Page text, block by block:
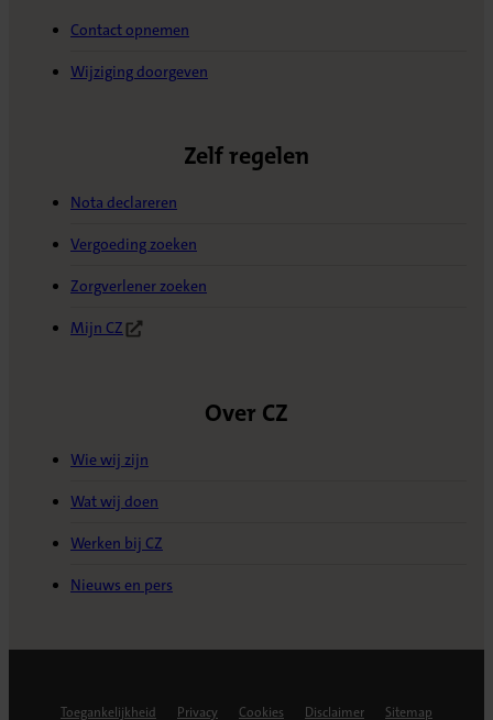
Contact opnemen
Wijziging doorgeven
Zelf regelen
Nota declareren
Vergoeding zoeken
Zorgverlener zoeken
Mijn CZ
(Opent in nieuw tabblad)
Over CZ
Wie wij zijn
Wat wij doen
Werken bij CZ
Nieuws en pers
Toegankelijkheid Privacy Cookies Disclaimer Sitemap